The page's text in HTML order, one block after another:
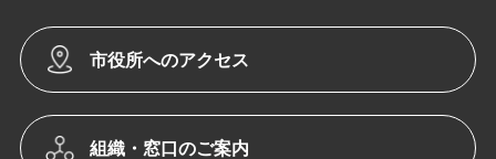
市役所へのアクセス
組織・窓口のご案内